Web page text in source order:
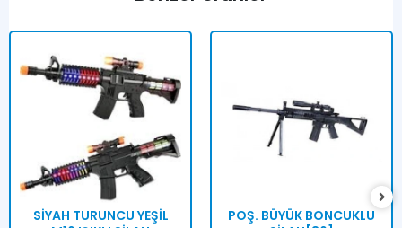
SİYAH TURUNCU YEŞİL
POŞ. BÜYÜK BONCUKLU